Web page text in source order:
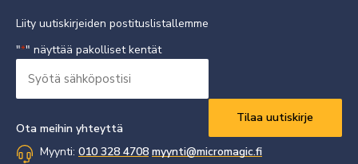
Liity uutiskirjeiden postituslistallemme
"*" näyttää pakolliset kentät
sähköpostisi
Ota meihin yhteyttä
Myynti: 010 328 4708 myynti@micromagic.fi